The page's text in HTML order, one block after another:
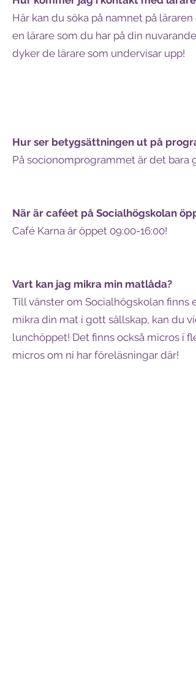
Här kan du söka på namnet på
en lärare som du har på din
dyker de lärare som undervisar upp!​
Hur ser betygsättningen ut på
På socionomprogrammet är det
När är caféet på Socialhögskolan
Café Karna är öppet 09:00-16:00!​
Vart kan jag mikra min matlåda?
Till vänster om Socialhögskolan finns
mikra din mat i gott sällskap, kan du
lunchöppet!​ Det finns också micros i
micros om ni har föreläsningar där!​​​​